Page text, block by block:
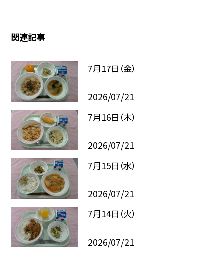
関連記事
7月17日（金）
2026/07/21
7月16日（木）
2026/07/21
7月15日（水）
2026/07/21
7月14日（火）
2026/07/21